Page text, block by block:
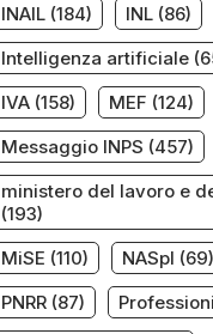
INAIL(184) INL(86)
Intelligenza artificiale
IVA(158) MEF (124)
Messaggio INPS (457)
ministero del lavoro e
(193)
MiSE (110) NASpI (69)
PNRR(87)